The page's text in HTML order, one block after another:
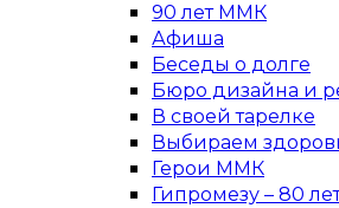
90 лет ММК
Афиша
Беседы о долге
Бюро дизайна и
В своей тарелке
Выбираем
Герои ММК
Гипромезу – 80